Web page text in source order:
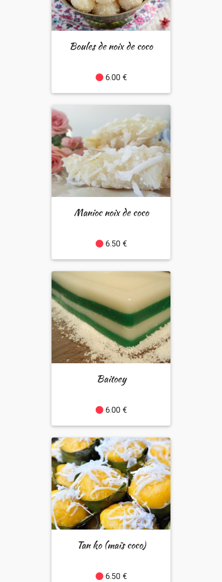
Boules de noix de coco
6.00 €
Manioc noix de coco
6.50 €
Baitoey
6.00 €
Tan ko (maïs coco)
6.50 €